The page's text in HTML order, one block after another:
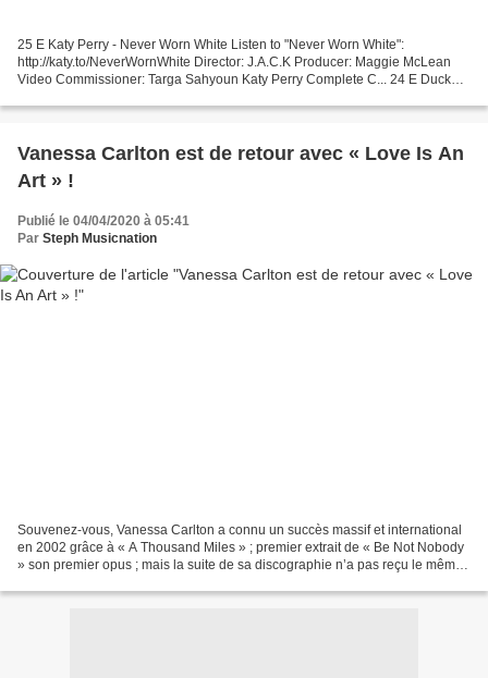
25 E Katy Perry - Never Worn White Listen to "Never Worn White":
http://katy.to/NeverWornWhite Director: J.A.C.K Producer: Maggie McLean
Video Commissioner: Targa Sahyoun Katy Perry Complete C... 24 E Duck
Vanessa Carlton est de retour avec « Love Is An
Art » !
Publié le 04/04/2020 à 05:41
Par Steph Musicnation
Souvenez-vous, Vanessa Carlton a connu un succès massif et international
en 2002 grâce à « A Thousand Miles » ; premier extrait de « Be Not Nobody
» son premier opus ; mais la suite de sa discographie n’a pas reçu le même